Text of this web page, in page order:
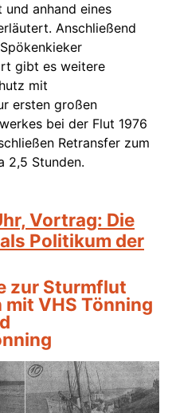
und anhand eines
Anschließend
gibt es weitere
mit
ersten großen
bei der Flut 1976
Retransfer zum
2,5 Stunden.
Vortrag: Die
Politikum der
zur Sturmflut
VHS Tönning